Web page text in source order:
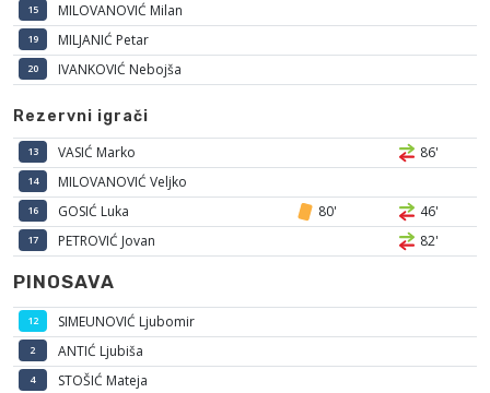
15 MILOVANOVIĆ Milan
19 MILJANIĆ Petar
20 IVANKOVIĆ Nebojša
Rezervni igrači
13 VASIĆ Marko 86'
14 MILOVANOVIĆ Veljko
16 GOSIĆ Luka 80' 46'
17 PETROVIĆ Jovan 82'
PINOSAVA
12 SIMEUNOVIĆ Ljubomir
2 ANTIĆ Ljubiša
4 STOŠIĆ Mateja